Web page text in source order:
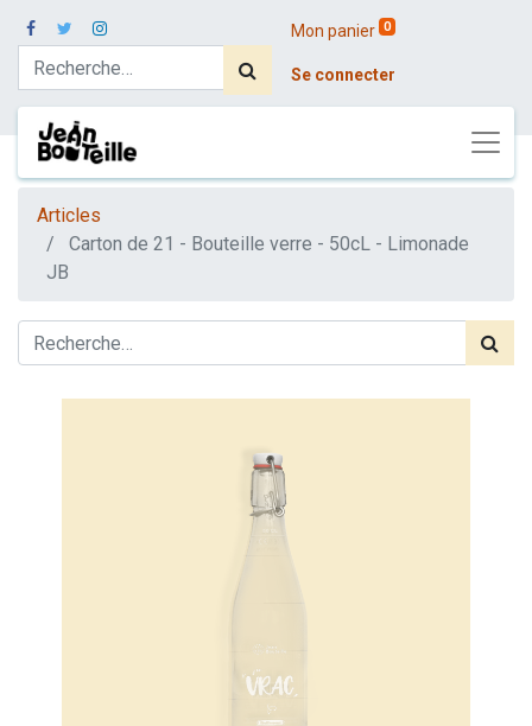
Mon panier 0
Se connecter
Articles
Carton de 21 - Bouteille verre - 50cL - Limonade
JB